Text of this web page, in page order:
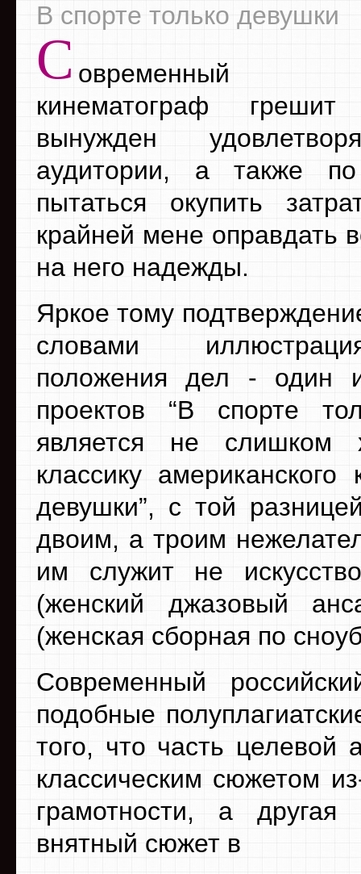
В спорте только девушки
С овременный
кинематограф
вынужден
аудитории, а также
пытаться окупить
крайней мене оправдать
на него надежды.
Яркое тому
словами
положения дел - один
проектов “В спорте
является не слишком
классику
девушки”, с той
двоим, а троим
им служит не
(женский джазовый
(женская сборная по
Современный
подобные
того, что часть целевой
классическим сюжетом
грамотности, а
внятный сюжет в